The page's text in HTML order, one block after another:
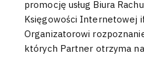
promocję usług Biura
Księgowości Internetowej
Organizatorowi
których Partner otrzyma